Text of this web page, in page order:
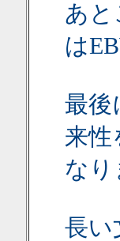
あと
は
最後
来性
なり
長い